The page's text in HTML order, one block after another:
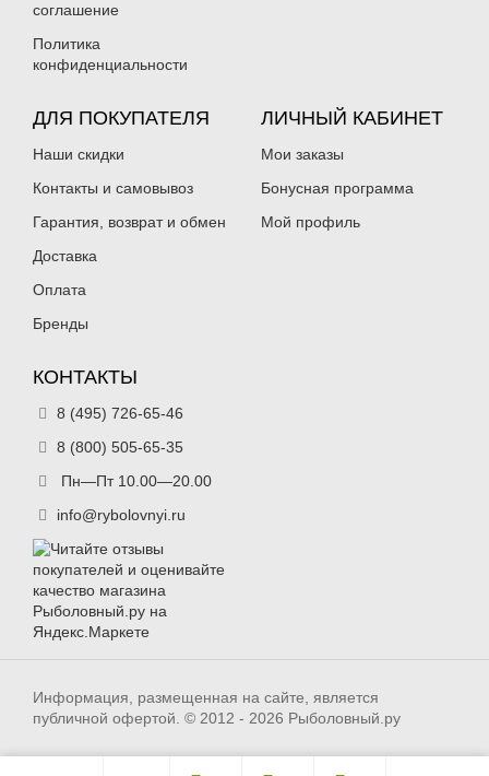
соглашение
Политика
конфиденциальности
ДЛЯ ПОКУПАТЕЛЯ
Наши скидки
Контакты и самовывоз
Гарантия, возврат и обмен
Доставка
Оплата
Бренды
ЛИЧНЫЙ КАБИНЕТ
Мои заказы
Бонусная программа
Мой профиль
КОНТАКТЫ
8 (495) 726-65-46
8 (800) 505-65-35
Пн—Пт 10.00—20.00
info@rybolovnyi.ru
Информация, размещенная на сайте, является
публичной офертой. © 2012 - 2026 Рыболовный.ру